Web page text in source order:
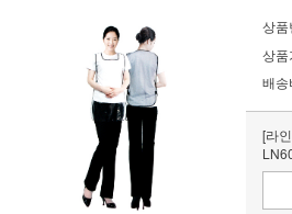
상품
상품
배송
[라